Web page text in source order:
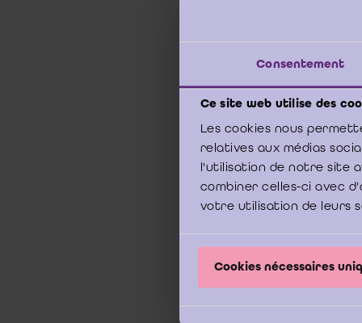
Consentement
Ce site web utilise des
Les cookies nous
relatives aux médias
l'utilisation de notre site
combiner celles-ci avec
votre utilisation de leurs
Cookies nécessaires